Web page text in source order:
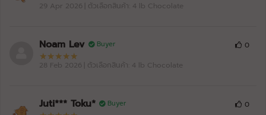
29 Apr 2026 | ตัวเลือกสินค้า: 4 lb Chocolate
Noam Lev Buyer
28 Feb 2026 | ตัวเลือกสินค้า: 4 lb Chocolate
0
Juti*** Toku* Buyer 0